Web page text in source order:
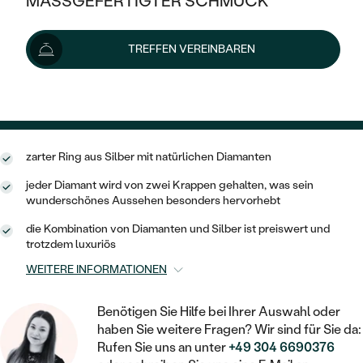
KLASSISCH
MEMOIRE
AUSSERGEWÖHNLICHE
VON HAND GRAVIERTE
MIT MEHREREN DIAMANTEN
HALO
IM SET
AUSSERGEWÖHNLICH
GESTALTE EINEN RING
WÄHLE EINEN RING
DIAMANTEN ZUM EINFASSEN
AUSVERKAUF
WENN SCHMUCK HILFT
NACH TYP
OHRRINGE
RINGE
ANHÄNGER / KETTEN
ARMBÄNDER
SCHMUCKSET
HERRENSCHMUCK
PLATIN
CREOLEN
HERZ
GOLD
SILBER
NACH STYL
SOLITÄR
ZUR GEBURT EINES KINDES
PERSONALISIERT
MIT STERNZEICHEN
MINIMALISTISCH
AUSVERKAUF
GOLD
SILBER
PLATIN
NACH STYL
MINIMALISTISCHE
TREFFEN VEREINBAREN
Stunden.
Lieferoptionen
zarter Ring aus Silber mit natürlichen Diamanten
jeder Diamant wird von zwei Krappen gehalten, was sein
wunderschönes Aussehen besonders hervorhebt
die Kombination von Diamanten und Silber ist preiswert und
trotzdem luxuriös
WEITERE INFORMATIONEN
Benötigen Sie Hilfe bei Ihrer Auswahl oder
haben Sie weitere Fragen? Wir sind für Sie da:
Rufen Sie uns an unter+49 304 6690376